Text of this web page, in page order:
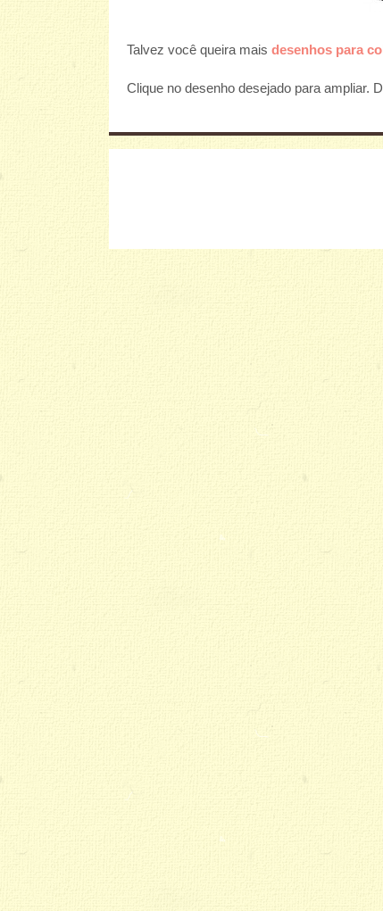
Talvez você queira mais desenhos para
Clique no desenho desejado para ampliar.